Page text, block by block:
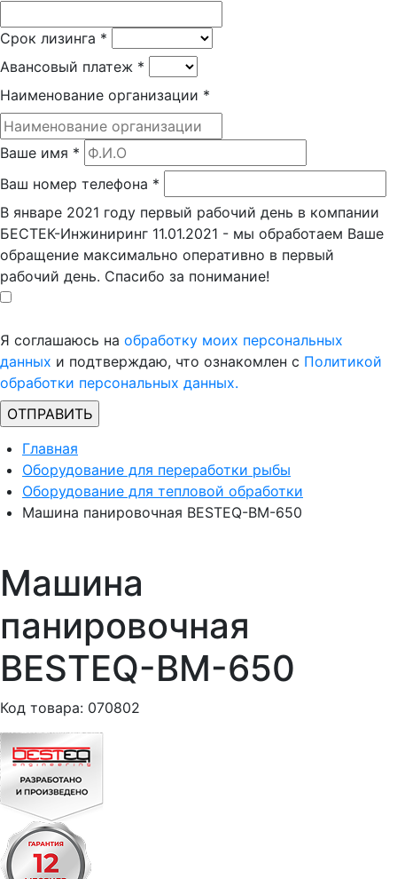
Срок лизинга *
Авансовый платеж *
Наименование организации *
Ваше имя *
Ваш номер телефона *
В январе 2021 году первый рабочий день в компании
БЕСТЕК-Инжиниринг 11.01.2021 - мы обработаем Ваше
обращение максимально оперативно в первый
рабочий день. Спасибо за понимание!
Я соглашаюсь на обработку моих персональных
данных и подтверждаю, что ознакомлен с Политикой
обработки персональных данных.
Главная
Оборудование для переработки рыбы
Оборудование для тепловой обработки
Машина панировочная BESTEQ-BM-650
Машина
панировочная
BESTEQ-BM-650
Код товара: 070802